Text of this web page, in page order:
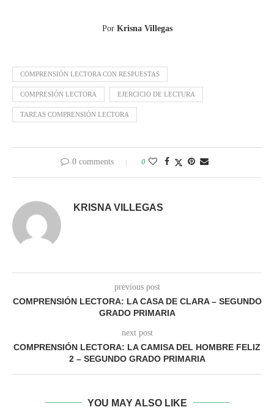
PorKrisna Villegas
COMPRENSIÓN LECTORA CON RESPUESTAS
COMPRESIÓN LECTORA EJERCICIO DE LECTURA
TAREAS COMPRENSIÓN LECTORA
0 comments 0
KRISNA VILLEGAS
previous post
COMPRENSIÓN LECTORA: LA CASA DE CLARA – SEGUNDO
GRADO PRIMARIA
next post
COMPRENSIÓN LECTORA: LA CAMISA DEL HOMBRE FELIZ
2 – SEGUNDO GRADO PRIMARIA
YOU MAY ALSO LIKE